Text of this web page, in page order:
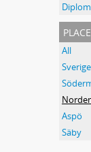
place
All
Sverige
Aspö
Säby